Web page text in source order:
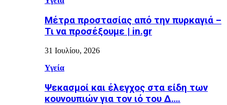
Μέτρα προστασίας από την πυρκαγιά –
Τι να προσέξουμε | in.gr
31 Ιουλίου, 2026
Υγεία
Ψεκασμοί και έλεγχος στα είδη των
κουνουπιών για τον ιό του Δ….